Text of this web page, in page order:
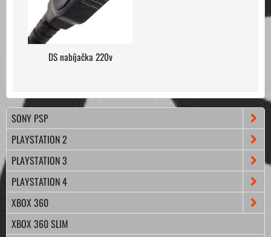
DS nabíjačka 220v
SONY PSP
PLAYSTATION 2
PLAYSTATION 3
PLAYSTATION 4
XBOX 360
XBOX 360 SLIM